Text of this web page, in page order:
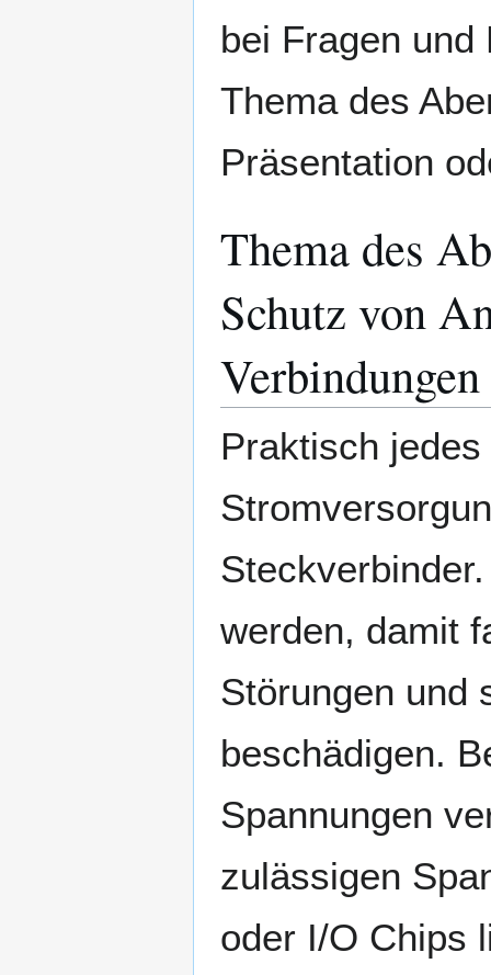
bei Fragen
Thema des
Präsentation
Thema des
Schutz von
Verbindungen
Praktisch
werden, damit
Störungen und
beschädigen.
Spannungen
zulässigen
oder I/O Chips